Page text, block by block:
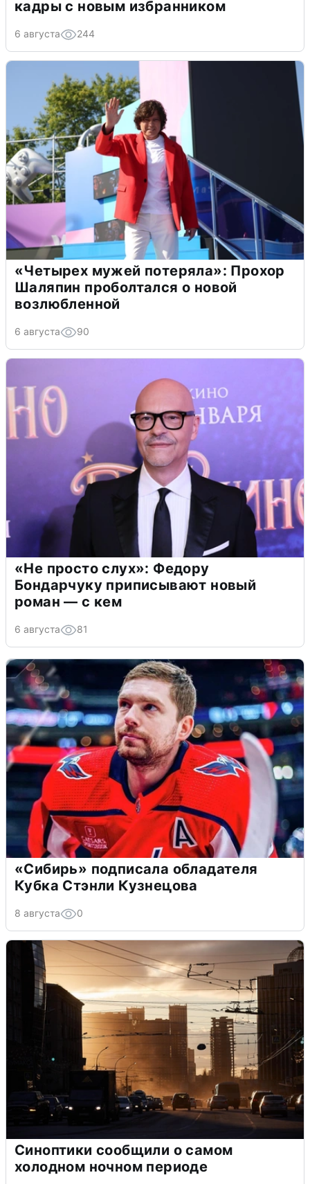
кадры с новым избранником
6 августа 244
«Четырех мужей потеряла»: Прохор
Шаляпин проболтался о новой
возлюбленной
6 августа 90
«Не просто слух»: Федору
Бондарчуку приписывают новый
роман — с кем
6 августа 81
«Сибирь» подписала обладателя
Кубка Стэнли Кузнецова
8 августа 0
Синоптики сообщили о самом
холодном ночном периоде